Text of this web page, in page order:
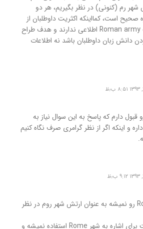
رم (کنونی) در نظر بگیریم، هر دو
صحیح است، کمااینکه اکثریت داوطلبان از
خاص بودن عبارت Roman army اطلاعی ندارند و هدف طراح
دانش زبان داوطلبان باشد نه اطلاعات
دارم که پاسخ به این سوال نیاز به
و اینکه اگر از نظر گرامری صرف نگاه کنیم
البته Roman army رو نمیشه به عنوان ارتش شهر روم در نظر
Roman هیچ وقت برای اشاره به شهر Rome استفاده نمیشه و